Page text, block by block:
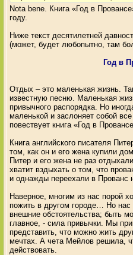
Nota bene. Книга «Год в
году.
Ниже текст десятилетней
(может, будет любопытно, там
Год в
Отдых – это маленькая жизнь.
известную песню. Маленькая
привычного распорядка. Но
маленькой и заслоняет собой
повествует книга «Год в
Книга английского писателя
том, как он и его жена купили
Питер и его жена не раз
хватит вздыхать о том, что
и однажды переехали в Прованс
Наверное, многим из нас порой
пожить в другом городе… Но нас
внешние обстоятельства; быть
главное, - сила привычки. Мы
представить, что можно жить
мечтах. А чета Мейлов решила,
действовать.